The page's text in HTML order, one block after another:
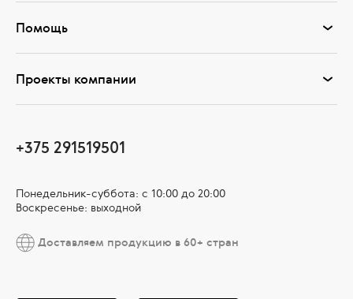
Помощь
Проекты компании
+375 291519501
Понедельник-суббота: с 10:00 до 20:00
Воскресенье: выходной
Доставляем продукцию в 60+ стран